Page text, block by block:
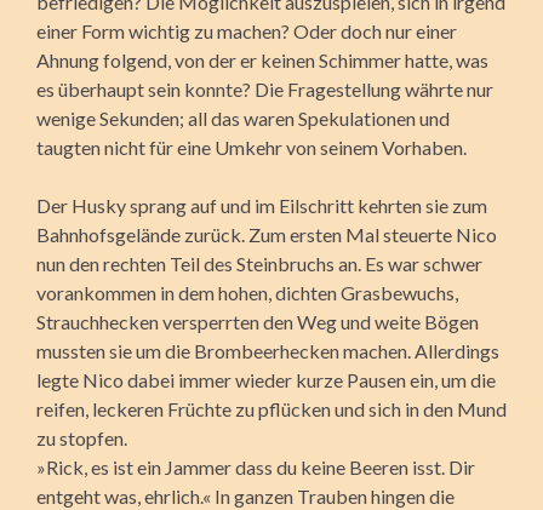
einer Form wichtig zu machen? Oder doch nur einer
Ahnung folgend, von der er keinen Schimmer hatte, was
es überhaupt sein konnte? Die Fragestellung währte nur
wenige Sekunden; all das waren Spekulationen und
taugten nicht für eine Umkehr von seinem Vorhaben.
Der Husky sprang auf und im Eilschritt kehrten sie zum
Bahnhofsgelände zurück. Zum ersten Mal steuerte Nico
nun den rechten Teil des Steinbruchs an. Es war schwer
vorankommen in dem hohen, dichten Grasbewuchs,
Strauchhecken versperrten den Weg und weite Bögen
mussten sie um die Brombeerhecken machen. Allerdings
legte Nico dabei immer wieder kurze Pausen ein, um die
reifen, leckeren Früchte zu pflücken und sich in den Mund
zu stopfen.
»Rick, es ist ein Jammer dass du keine Beeren isst. Dir
entgeht was, ehrlich.« In ganzen Trauben hingen die